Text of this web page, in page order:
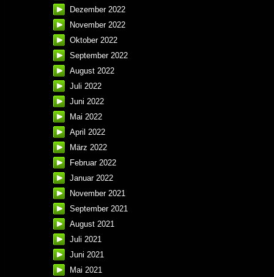
Dezember 2022
November 2022
Oktober 2022
September 2022
August 2022
Juli 2022
Juni 2022
Mai 2022
April 2022
März 2022
Februar 2022
Januar 2022
November 2021
September 2021
August 2021
Juli 2021
Juni 2021
Mai 2021